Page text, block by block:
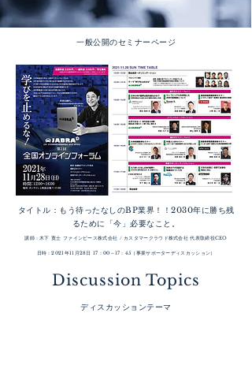
​一般公開のセミナーページ
タイトル：もう待ったなしのBP業界！！2030年に勝ち残
るために「今」必要なこと。
講師：木下 寛士 ファインピース株式会社 / カスタマークラウド株式会社 代表取締役CEO
日時：2021年11月28日 17：00～17：45（事業サポーターディスカッション）
Discussion Topics
ディスカッションテーマ